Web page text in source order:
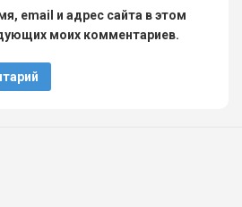
email и адрес сайта в этом
моих комментариев.